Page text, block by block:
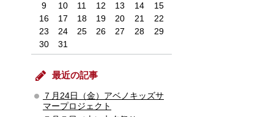
9
10 11 12 13 14
15
16
17 18 19 20 21
22
23
24 25 26 27 28
29
30
31
最近の記事
７月24日（金）アベノキッズサ
マープロジェクト